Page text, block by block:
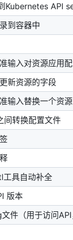
Kubernetes API
到容器中
输入对资源应用
新资源的字段
输入替换一个资源
间转换配置文件
具自动补全
版本
件（用于访问API